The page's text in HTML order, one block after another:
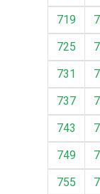
719
725
731
737
743
749
755